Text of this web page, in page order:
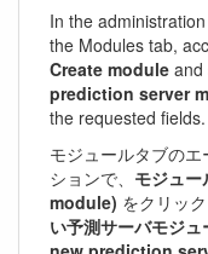
In the
the Modules tab,
Create module and
prediction server
the requested fields.
モジュールタブの
ションで、 モジュ
module) をクリッ
い予測サーバモジ